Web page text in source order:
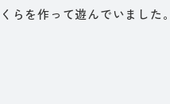
らを作って遊んでいました。